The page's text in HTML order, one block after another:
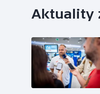
Aktuality